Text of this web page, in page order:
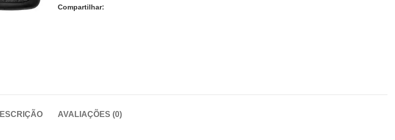
Compartilhar:
AVALIAÇÕES (0)